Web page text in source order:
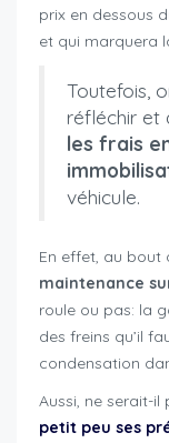
prix en dessous
et qui marquera
Toutefois,
réfléchir et
les frais
véhicule.
En effet, au bout
maintenance
roule ou pas: la
des freins qu’il
condensation
Aussi, ne serait-il
petit peu ses